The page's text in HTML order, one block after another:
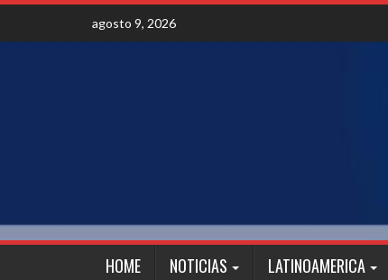
Skip
content
agosto 9, 2026
HOME NOTICIAS LATINOAMERICA